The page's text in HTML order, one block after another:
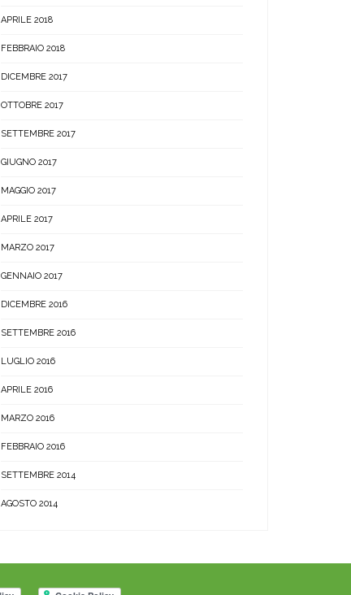
APRILE 2018
FEBBRAIO 2018
DICEMBRE 2017
OTTOBRE 2017
SETTEMBRE 2017
GIUGNO 2017
MAGGIO 2017
APRILE 2017
MARZO 2017
GENNAIO 2017
DICEMBRE 2016
SETTEMBRE 2016
LUGLIO 2016
APRILE 2016
MARZO 2016
FEBBRAIO 2016
SETTEMBRE 2014
AGOSTO 2014